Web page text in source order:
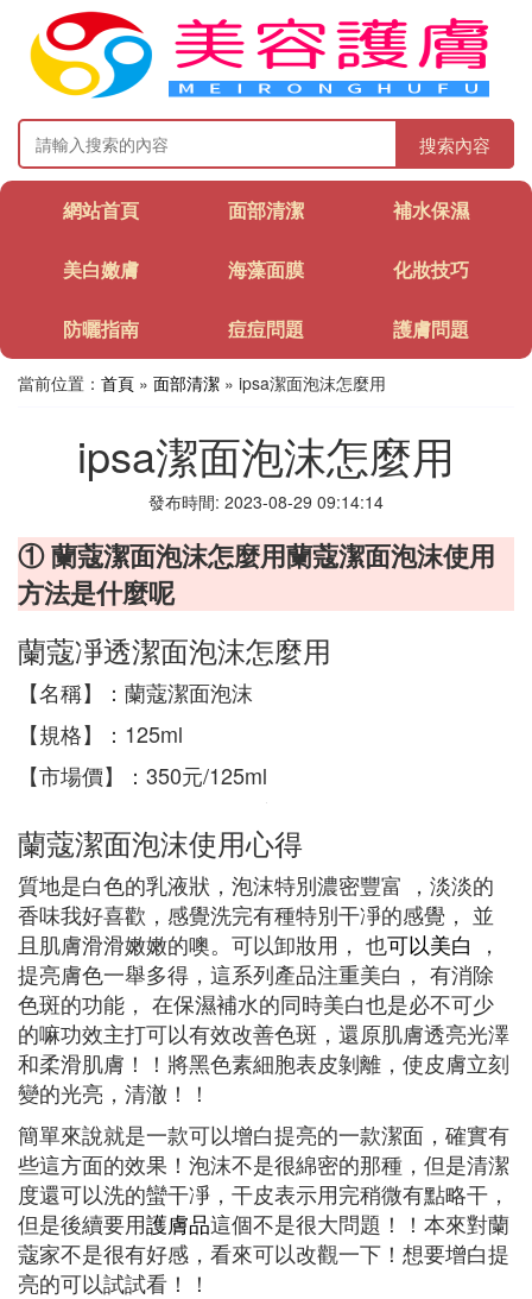
搜索內容
網站首頁 面部清潔 補水保濕
美白嫩膚 海藻面膜 化妝技巧
防曬指南 痘痘問題 護膚問題
當前位置： 首頁 » 面部清潔 » ipsa潔面泡沫怎麼用
ipsa潔面泡沫怎麼用
發布時間: 2023-08-29 09:14:14
① 蘭蔻潔面泡沫怎麼用蘭蔻潔面泡沫使用
方法是什麼呢
蘭蔻凈透潔面泡沫怎麼用
【名稱】：蘭蔻潔面泡沫
【規格】：125ml
【市場價】：350元/125ml
蘭蔻潔面泡沫使用心得
質地是白色的乳液狀，泡沫特別濃密豐富 ，淡淡的
香味我好喜歡，感覺洗完有種特別干凈的感覺， 並
且肌膚滑滑嫩嫩的噢。可以卸妝用， 也可以美白
，
提亮膚色一舉多得，這系列產品注重美白， 有消除
色斑的功能， 在保濕補水的同時美白也是必不可少
的嘛功效主打可以有效改善色斑，還原肌膚透亮光澤
和柔滑肌膚！！將黑色素細胞表皮剝離，使皮膚立刻
變的光亮，清澈！！
簡單來說就是一款可以增白提亮的一款潔面，確實有
些這方面的效果！泡沫不是很綿密的那種，但是清潔
度還可以洗的蠻干凈，干皮表示用完稍微有點略干，
但是後續要用護膚品這個不是很大問題！！本來對蘭
蔻家不是很有好感，看來可以改觀一下！想要增白提
亮的可以試試看！！